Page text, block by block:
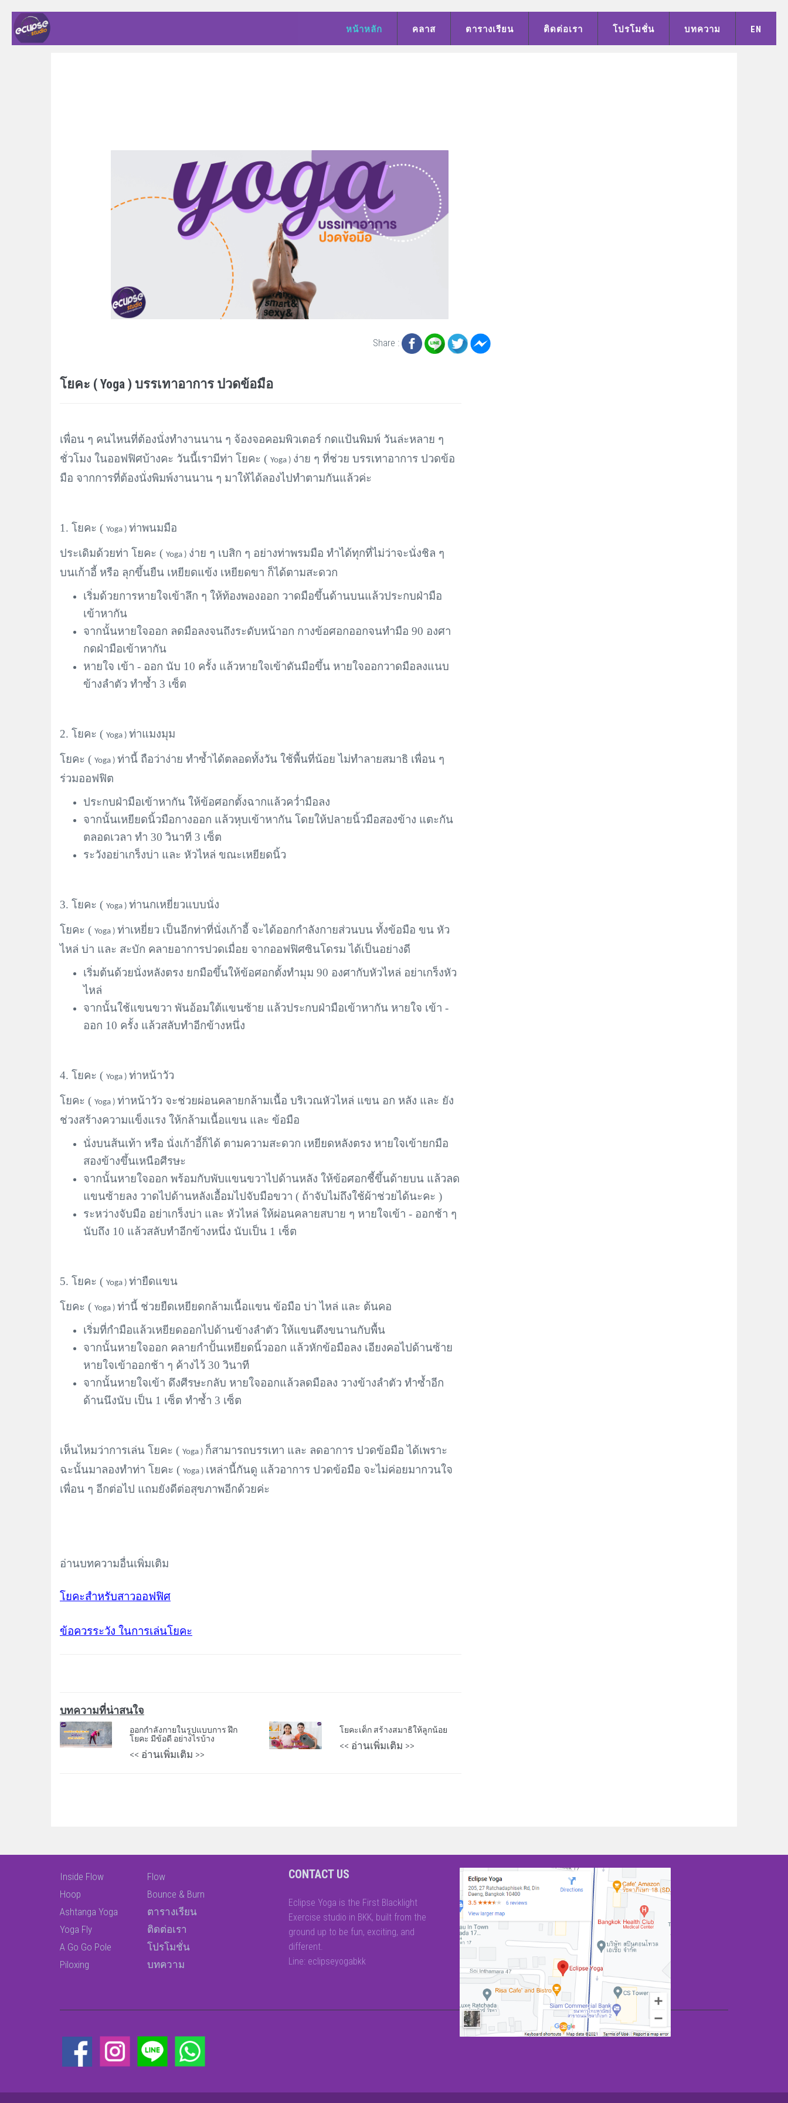
หน้าหลัก คลาส ตารางเรียน ติดต่อเรา โปรโมชั่น บทความ EN
Share :
โยคะ ( Yoga ) บรรเทาอาการ ปวดข้อมือ
เพื่อน ๆ คนไหนที่ต้องนั่งทำงานนาน ๆ จ้องจอคอมพิวเตอร์ กดแป้นพิมพ์ วันล่ะหลาย ๆ
ชั่วโมง ในออฟฟิศบ้างคะ วันนี้เรามีท่า โยคะ ( Yoga ) ง่าย ๆ ที่ช่วย บรรเทาอาการ ปวดข้อ
มือ จากการที่ต้องนั่งพิมพ์งานนาน ๆ มาให้ได้ลองไปทำตามกันแล้วค่ะ
1. โยคะ ( Yoga ) ท่าพนมมือ
ประเดิมด้วยท่า โยคะ ( Yoga ) ง่าย ๆ เบสิก ๆ อย่างท่าพรมมือ ทำได้ทุกที่ไม่ว่าจะนั่งชิล ๆ
บนเก้าอี้ หรือ ลุกขึ้นยืน เหยียดแข้ง เหยียดขา ก็ได้ตามสะดวก
เริ่มด้วยการหายใจเข้าลึก ๆ ให้ท้องพองออก วาดมือขึ้นด้านบนแล้วประกบฝ่ามือ
เข้าหากัน
จากนั้นหายใจออก ลดมือลงจนถึงระดับหน้าอก กางข้อศอกออกจนทำมือ 90 องศา
กดฝ่ามือเข้าหากัน
หายใจ เข้า - ออก นับ 10 ครั้ง แล้วหายใจเข้าดันมือขึ้น หายใจออกวาดมือลงแนบ
ข้างลำตัว ทำซ้ำ 3 เซ็ต
2. โยคะ ( Yoga ) ท่าแมงมุม
โยคะ ( Yoga ) ท่านี้ ถือว่าง่าย ทำซ้ำได้ตลอดทั้งวัน ใช้พื้นที่น้อย ไม่ทำลายสมาธิ เพื่อน ๆ
ร่วมออฟฟิต
ประกบฝ่ามือเข้าหากัน ให้ข้อศอกตั้งฉากแล้วคว่ำมือลง
จากนั้นเหยียดนิ้วมือกางออก แล้วหุบเข้าหากัน โดยให้ปลายนิ้วมือสองข้าง แตะกัน
ตลอดเวลา ทำ 30 วินาที 3 เซ็ต
ระวังอย่าเกร็งบ่า และ หัวไหล่ ขณะเหยียดนิ้ว
3. โยคะ ( Yoga ) ท่านกเหยี่ยวแบบนั่ง
โยคะ ( Yoga ) ท่าเหยี่ยว เป็นอีกท่าที่นั่งเก้าอี้ จะได้ออกกำลังกายส่วนบน ทั้งข้อมือ ขน หัว
ไหล่ บ่า และ สะบัก คลายอาการปวดเมื่อย จากออฟฟิศซินโดรม ได้เป็นอย่างดี
เริ่มต้นด้วยนั่งหลังตรง ยกมือขึ้นให้ข้อศอกตั้งทำมุม 90 องศากับหัวไหล่ อย่าเกร็งหัว
ไหล่
จากนั้นใช้แขนขวา พันอ้อมใต้แขนซ้าย แล้วประกบฝ่ามือเข้าหากัน หายใจ เข้า -
ออก 10 ครั้ง แล้วสลับทำอีกข้างหนึ่ง
4. โยคะ ( Yoga ) ท่าหน้าวัว
โยคะ ( Yoga ) ท่าหน้าวัว จะช่วยผ่อนคลายกล้ามเนื้อ บริเวณหัวไหล่ แขน อก หลัง และ ยัง
ช่วงสร้างความแข็งแรง ให้กล้ามเนื้อแขน และ ข้อมือ
นั่งบนส้นเท้า หรือ นั่งเก้าอี้ก็ได้ ตามความสะดวก เหยียดหลังตรง หายใจเข้ายกมือ
สองข้างขึ้นเหนือศีรษะ
จากนั้นหายใจออก พร้อมกับพับแขนขวาไปด้านหลัง ให้ข้อศอกชี้ขึ้นด้ายบน แล้วลด
แขนซ้ายลง วาดไปด้านหลังเอื้อมไปจับมือขวา ( ถ้าจับไม่ถึงใช้ผ้าช่วยได้นะคะ )
ระหว่างจับมือ อย่าเกร็งบ่า และ หัวไหล่ ให้ผ่อนคลายสบาย ๆ หายใจเข้า - ออกช้า ๆ
นับถึง 10 แล้วสลับทำอีกข้างหนึ่ง นับเป็น 1 เซ็ต
5. โยคะ ( Yoga ) ท่ายืดแขน
โยคะ ( Yoga ) ท่านี้ ช่วยยืดเหยียดกล้ามเนื้อแขน ข้อมือ บ่า ไหล่ และ ต้นคอ
เริ่มที่กำมือแล้วเหยียดออกไปด้านข้างลำตัว ให้แขนตึงขนานกับพื้น
จากนั้นหายใจออก คลายกำปั้นเหยียดนิ้วออก แล้วหักข้อมือลง เอียงคอไปด้านซ้าย
หายใจเข้าออกช้า ๆ ค้างไว้ 30 วินาที
จากนั้นหายใจเข้า ดึงศีรษะกลับ หายใจออกแล้วลดมือลง วางข้างลำตัว ทำซ้ำอีก
ด้านนึงนับ เป็น 1 เซ็ต ทำซ้ำ 3 เซ็ต
เห็นไหมว่าการเล่น โยคะ ( Yoga ) ก็สามารถบรรเทา และ ลดอาการ ปวดข้อมือ ได้เพราะ
ฉะนั้นมาลองทำท่า โยคะ ( Yoga ) เหล่านี้กันดู แล้วอาการ ปวดข้อมือ จะไม่ค่อยมากวนใจ
เพื่อน ๆ อีกต่อไป แถมยังดีต่อสุขภาพอีกด้วยค่ะ
อ่านบทความอื่นเพิ่มเติม
โยคะสำหรับสาวออฟฟิศ
ข้อควรระวัง ในการเล่นโยคะ
บทความที่น่าสนใจ
ออกกำลังกายในรูปแบบการ ฝึก
โยคะ มีข้อดี อย่างไรบ้าง
<< อ่านเพิ่มเติม >>
โยคะเด็ก สร้างสมาธิให้ลูกน้อย
<< อ่านเพิ่มเติม >>
Inside Flow
Hoop
Ashtanga Yoga
Yoga Fly
A Go Go Pole
Piloxing
Flow
Bounce & Burn
ตารางเรียน
ติดต่อเรา
โปรโมชั่น
บทความ
CONTACT US
Eclipse Yoga is the First Blacklight
Exercise studio in BKK, built from the
ground up to be fun, exciting, and
different.
Line: eclipseyogabkk